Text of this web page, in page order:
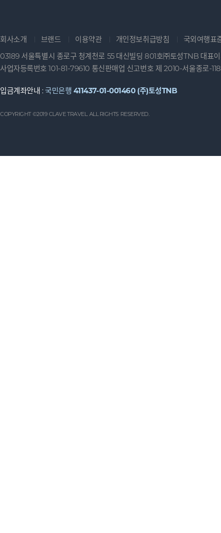
회사소개 브랜드 이용약관 개인정보취급방침
국외여행표
03189 서울특별시 종로구 청계천로 55 대신빌딩 801호㈜토성TNB 대표
사업자등록번호 101-81-79610 통신판매업 신고번호 제 2010-서울종로-
입금계좌안내 :국민은행 411437-01-001460 (주)토성TNB
COPYRIGHT ©2019 CLAVE TRAVEL. ALL RIGHTS RESERVED.